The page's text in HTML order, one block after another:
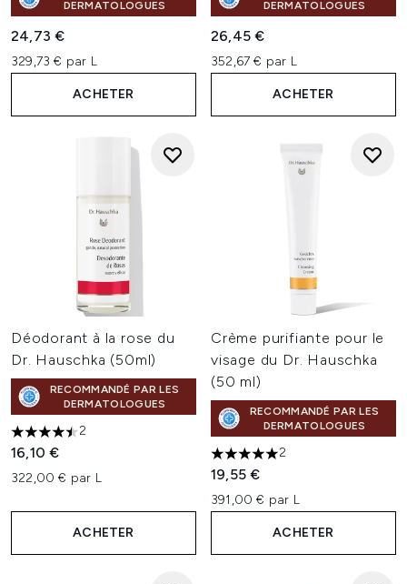
DERMATOLOGUES
24,73 €
329,73 € par L
ACHETER
DERMATOLOGUES
26,45 €
352,67 € par L
ACHETER
Déodorant à la rose du
Dr. Hauschka (50ml)
RECOMMANDÉ PAR LES
DERMATOLOGUES
4.5 étoiles sur un maximum de 5
2
16,10 €
322,00 € par L
ACHETER
Crème purifiante pour le
visage du Dr. Hauschka
(50 ml)
RECOMMANDÉ PAR LES
DERMATOLOGUES
5 étoiles sur un maximum de
2
19,55 €
391,00 € par L
ACHETER